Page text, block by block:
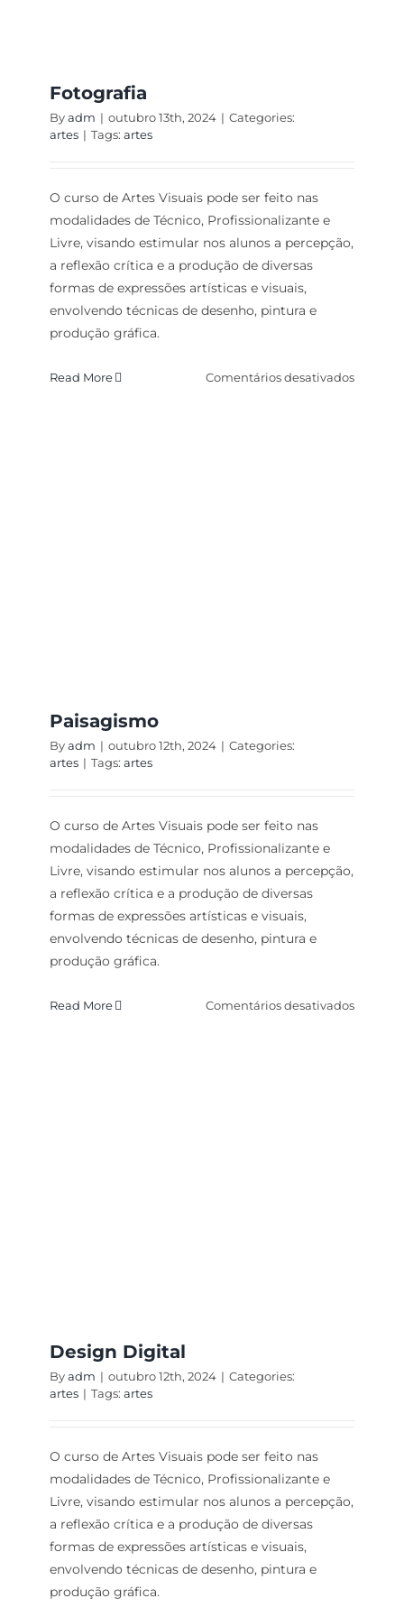
Fotografia
Byadm | outubro 13th, 2024 | Categories:
artes | Tags: artes
O curso de Artes Visuais pode ser feito nas
modalidades de Técnico, Profissionalizante e
Livre, visando estimular nos alunos a percepção,
a reflexão crítica e a produção de diversas
formas de expressões artísticas e visuais,
envolvendo técnicas de desenho, pintura e
produção gráfica.
Read More Comentários desativadosem
Paisagismo
Byadm | outubro 12th, 2024 | Categories:
artes | Tags: artes
O curso de Artes Visuais pode ser feito nas
modalidades de Técnico, Profissionalizante e
Livre, visando estimular nos alunos a percepção,
a reflexão crítica e a produção de diversas
formas de expressões artísticas e visuais,
envolvendo técnicas de desenho, pintura e
produção gráfica.
Read More Comentários desativadosem
Design Digital
Byadm | outubro 12th, 2024 | Categories:
artes | Tags: artes
O curso de Artes Visuais pode ser feito nas
modalidades de Técnico, Profissionalizante e
Livre, visando estimular nos alunos a percepção,
a reflexão crítica e a produção de diversas
formas de expressões artísticas e visuais,
envolvendo técnicas de desenho, pintura e
produção gráfica.